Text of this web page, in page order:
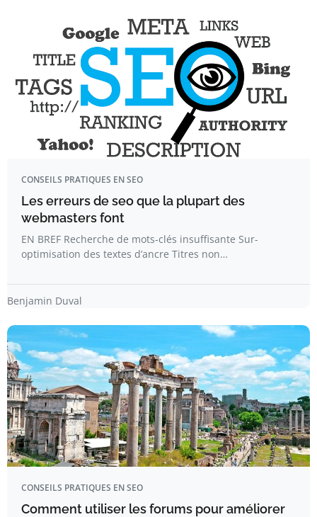
CONSEILS PRATIQUES EN SEO
Les erreurs de seo que la plupart des
webmasters font
EN BREF Recherche de mots-clés insuffisante Sur-
optimisation des textes d’ancre Titres non…
Benjamin Duval
CONSEILS PRATIQUES EN SEO
Comment utiliser les forums pour améliorer